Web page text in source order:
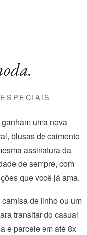
uma nova
blusas de caimento
assinatura da
de sempre, com
que você já ama.
de linho ou um
transitar do casual
e parcele em até 8x